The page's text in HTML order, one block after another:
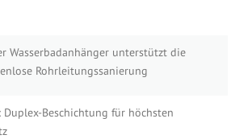
Wasserbadanhänger unterstützt die
Rohrleitungssanierung
Duplex-Beschichtung für höchsten